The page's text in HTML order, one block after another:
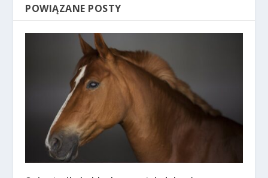
POWIĄZANE POSTY